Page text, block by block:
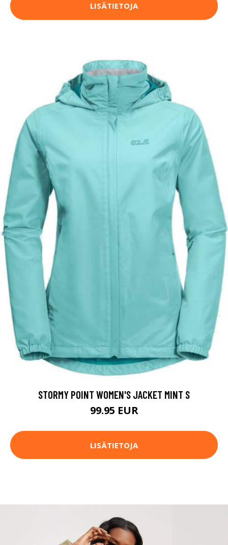
LISÄTIETOJA
STORMY POINT WOMEN'S JACKET MINT S
99.95 EUR
LISÄTIETOJA